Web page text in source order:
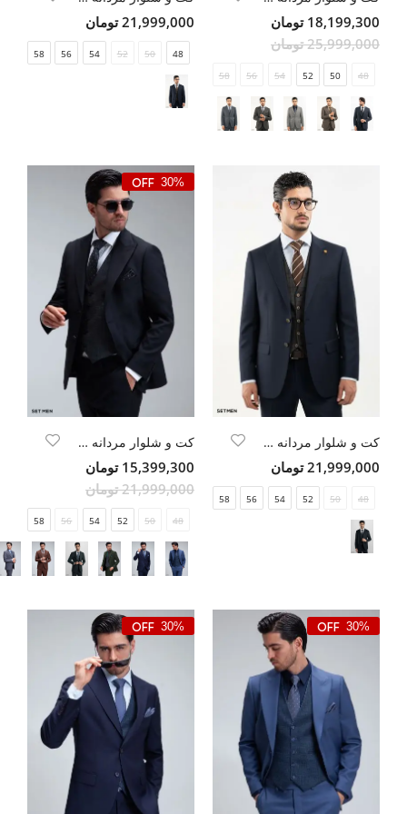
18,199,300 تومان
25,999,000 تومان
48
50
52
54
56
58
21,999,000 تومان
48
50
52
54
56
58
کت و شلوار مردانه سه تکه یقه بلیزر ژیله دورو
21,999,000 تومان
48
50
52
54
56
58
30%
کت و شلوار مردانه سه تکه ژیله دورو
15,399,300 تومان
21,999,000 تومان
48
50
52
54
56
58
30%
30%